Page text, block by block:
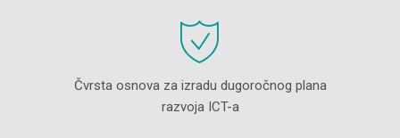
Čvrsta osnova za izradu dugoročnog plana
razvoja ICT-a